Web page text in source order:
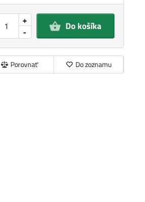
-
+ Do košíka
Porovnať Do zoznamu